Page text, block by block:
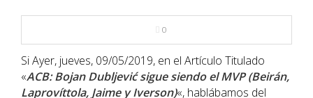
0
Si Ayer, jueves, 09/05/2019, en el Artículo Titulado
«ACB: Bojan Dubljević sigue siendo el MVP (Beirán,
Laprovíttola, Jaime y Iverson)«, hablábamos del